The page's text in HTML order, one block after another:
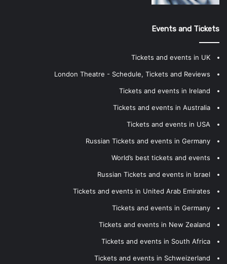
Events and Tickets
Tickets and events in UK
London Theatre - Schedule, Tickets and Reviews
Tickets and events in Ireland
Tickets and events in Australia
Tickets and events in USA
Russian Tickets and events in Germany
World’s best tickets and events
Russian Tickets and events in Israel
Tickets and events in United Arab Emirates
Tickets and events in Germany
Tickets and events in New Zealand
Tickets and events in South Africa
Tickets and events in Schweizerland